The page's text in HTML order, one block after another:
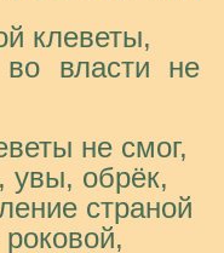
клеветы,
во власти не
не смог,
увы, обрёк,
страной